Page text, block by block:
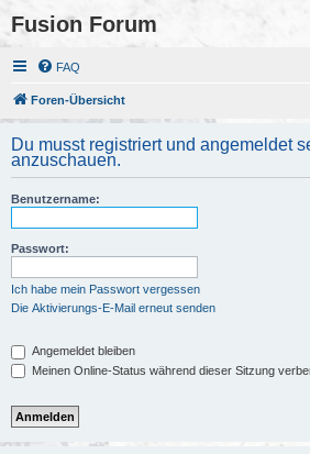
Fusion Forum
FAQ
Foren-Übersicht
Du musst registriert und angemeldet
anzuschauen.
Benutzername:
Passwort:
Ich habe mein Passwort vergessen
Die Aktivierungs-E-Mail erneut senden
Angemeldet bleiben
Meinen Online-Status während dieser Sitzung